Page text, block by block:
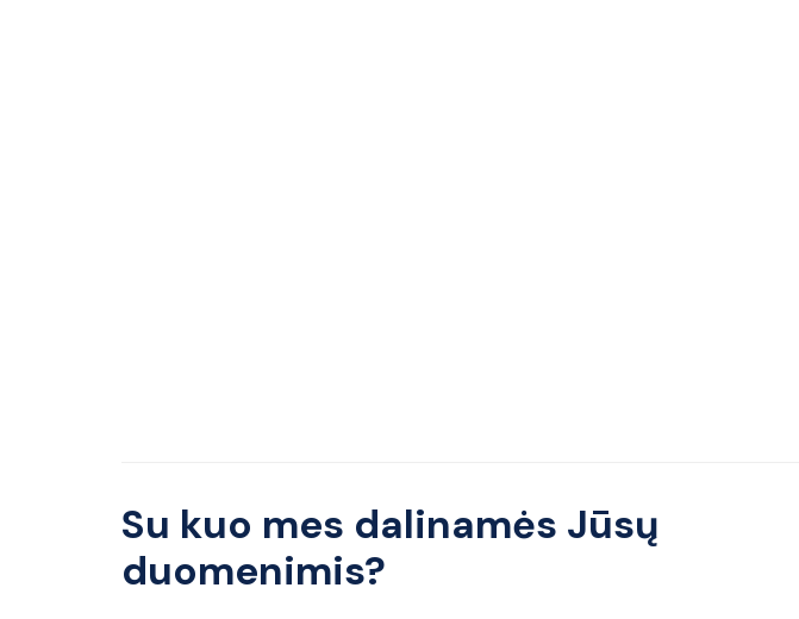
Su kuo mes dalinamės Jūsų
duomenimis?